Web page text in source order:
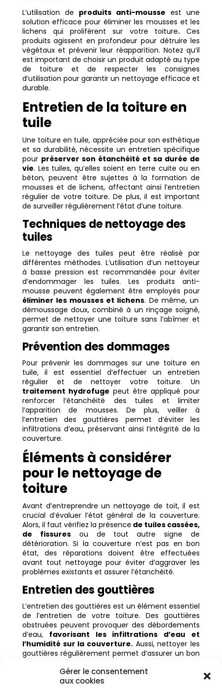
Gérer le consentement
aux cookies
L’utilisation de produits anti-mousse est une
solution efficace pour éliminer les mousses et les
lichens qui prolifèrent sur votre toiture.Ces
produits agissent en profondeur pour détruire les
végétaux et prévenir leur réapparition. Notez qu’il
est important de choisir un produit adapté au type
de toiture et de respecter les consignes
d’utilisation pour garantir un nettoyage efficace et
durable.
Entretien de la toiture en
tuile
Une toiture en tuile, appréciée pour son esthétique
et sa durabilité, nécessite un entretien spécifique
pour préserver son étanchéité et sa durée de
vie. Les tuiles, qu’elles soient en terre cuite ou en
béton, peuvent être sujettes à la formation de
mousses et de lichens, affectant ainsi l’entretien
régulier de votre toiture. De plus, il est important
de surveiller régulièrement l’état d’une toiture.
Techniques de nettoyage des
tuiles
Le nettoyage des tuiles peut être réalisé par
différentes méthodes. L’utilisation d’un nettoyeur
à basse pression est recommandée pour éviter
d’endommager les tuiles. Les produits anti-
mousse peuvent également être employés pour
éliminer les mousses et lichens. De même, un
démoussage doux, combiné à un rinçage soigné,
permet de nettoyer une toiture sans l’abîmer et
garantir son entretien.
Prévention des dommages
Pour prévenir les dommages sur une toiture en
tuile, il est essentiel d’effectuer un entretien
régulier et de nettoyer votre toiture. Un
traitement hydrofuge peut être appliqué pour
renforcer l’étanchéité des tuiles et limiter
l’apparition de mousses. De plus, veiller à
l’entretien des gouttières permet d’éviter les
infiltrations d’eau, préservant ainsi l’intégrité de la
couverture.
Éléments à considérer
pour le nettoyage de
toiture
Avant d’entreprendre un nettoyage de toit, il est
crucial d’évaluer l’état général de la couverture.
Alors, il faut vérifiez la présence de tuiles cassées,
de fissuresou de tout autre signe de
détérioration. Si la couverture n’est pas en bon
état, des réparations doivent être effectuées
avant tout nettoyage pour éviter d’aggraver les
problèmes existants et assurer l’étanchéité.
Entretien des gouttières
L’entretien des gouttières est un élément essentiel
de l’entretien de votre toiture. Des gouttières
obstruées peuvent provoquer des débordements
d’eau,favorisant les infiltrations d’eau et
l’humidité sur la couverture. Aussi, nettoyer les
gouttières régulièrement permet d’assurer un bon
l’état du toit.